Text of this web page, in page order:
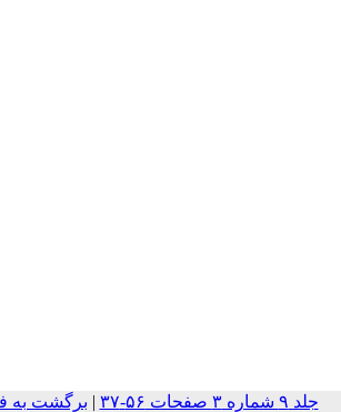
جلد ۹ شماره ۳ صفحات ۵۶-۳۷ | برگشت به